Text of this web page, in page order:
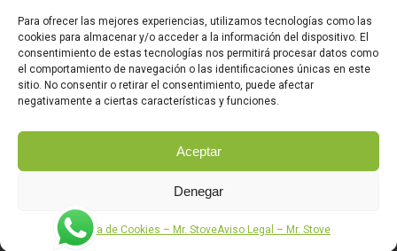
Para ofrecer las mejores experiencias, utilizamos tecnologías como las
cookies para almacenar y/o acceder a la información del dispositivo. El
consentimiento de estas tecnologías nos permitirá procesar datos como
el comportamiento de navegación o las identificaciones únicas en este
sitio. No consentir o retirar el consentimiento, puede afectar
negativamente a ciertas características y funciones.
Aceptar
Denegar
Política de Cookies – Mr. StoveAviso Legal – Mr. Stove
Mi cuenta
Pedidos
Direcciones
Mr. Stove™ es una marca registrada. Copyright © 2026 España. Todos los
derechos reservados | Desarrollado por
elecmadrid.com - Informático
en Madrid